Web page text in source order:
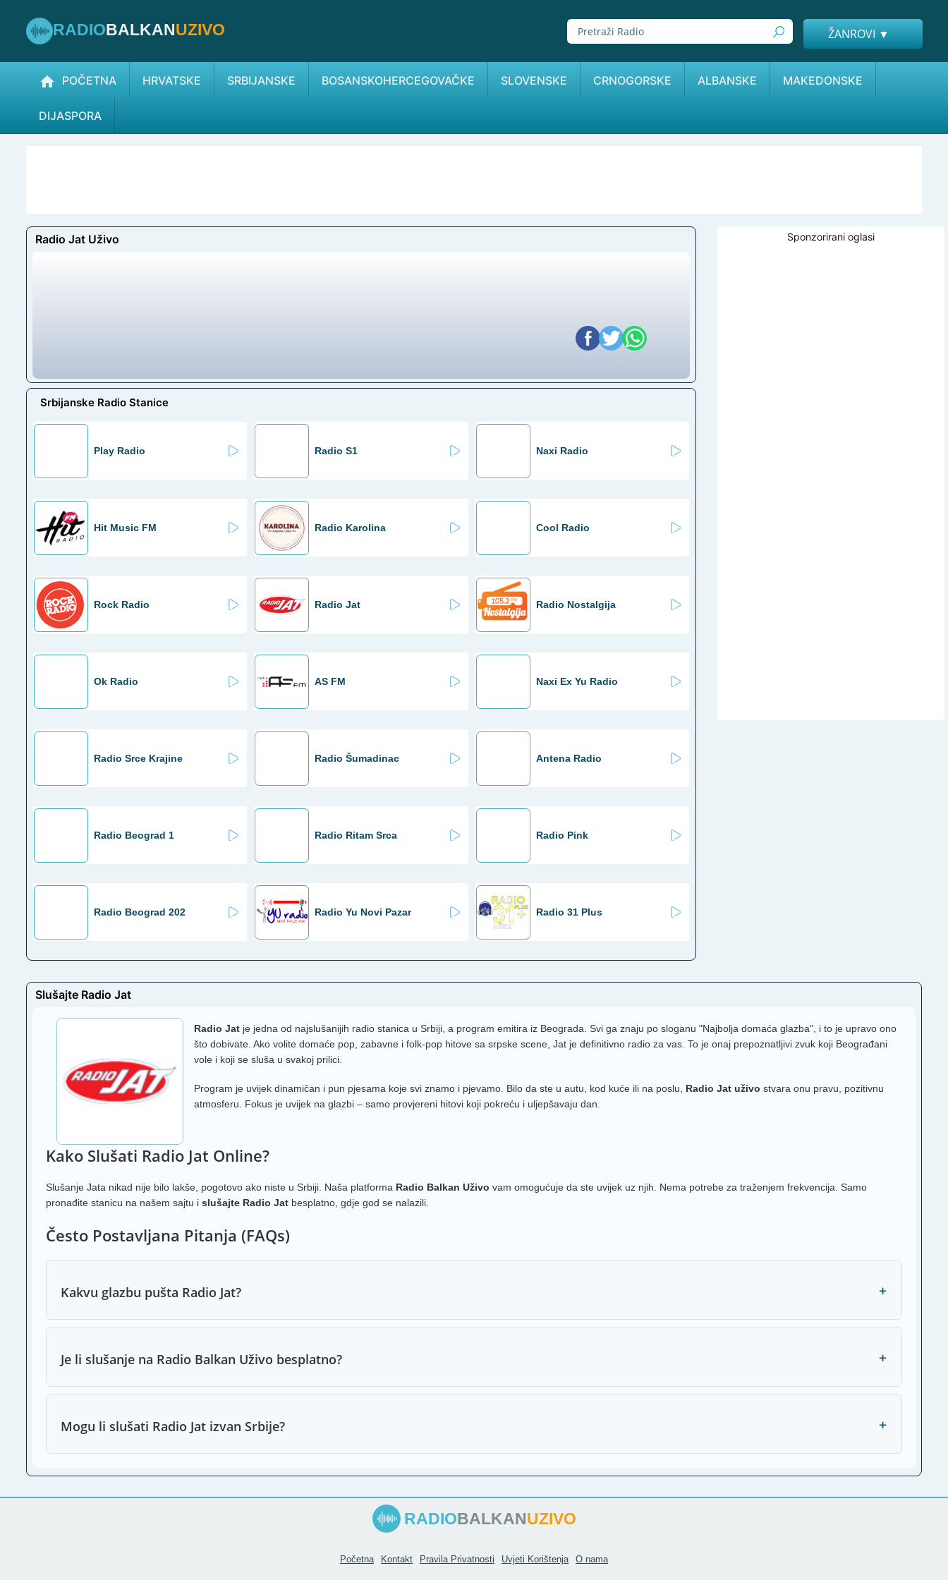
RADIOBALKANUZIVO ŽANROVI ▼
POČETNA HRVATSKE SRBIJANSKE BOSANSKOHERCEGOVAČKE SLOVENSKE CRNOGORSKE ALBANSKE MAKEDONSKE
DIJASPORA
Radio Jat Uživo
Srbijanske Radio Stanice
Play Radio Radio S1 Naxi Radio
Hit Music FM Radio Karolina Cool Radio
Rock Radio Radio Jat Radio Nostalgija
Ok Radio AS FM Naxi Ex Yu Radio
Radio Srce Krajine Radio Šumadinac Antena Radio
Radio Beograd 1 Radio Ritam Srca Radio Pink
Radio Beograd 202 Radio Yu Novi Pazar Radio 31 Plus
Sponzorirani oglasi
Slušajte Radio Jat
Radio Jat je jedna od najslušanijih radio stanica u Srbiji, a program emitira iz Beograda. Svi ga znaju po sloganu "Najbolja domaća glazba", i to je upravo ono
što dobivate. Ako volite domaće pop, zabavne i folk-pop hitove sa srpske scene, Jat je definitivno radio za vas. To je onaj prepoznatljivi zvuk koji Beograđani
vole i koji se sluša u svakoj prilici.
Program je uvijek dinamičan i pun pjesama koje svi znamo i pjevamo. Bilo da ste u autu, kod kuće ili na poslu, Radio Jat uživo stvara onu pravu, pozitivnu
atmosferu. Fokus je uvijek na glazbi – samo provjereni hitovi koji pokreću i uljepšavaju dan.
Kako Slušati Radio Jat Online?
Slušanje Jata nikad nije bilo lakše, pogotovo ako niste u Srbiji. Naša platforma Radio Balkan Uživo vam omogućuje da ste uvijek uz njih. Nema potrebe za traženjem frekvencija. Samo
pronađite stanicu na našem sajtu i slušajte Radio Jat besplatno, gdje god se nalazili.
Često Postavljana Pitanja (FAQs)
Kakvu glazbu pušta Radio Jat? +
Je li slušanje na Radio Balkan Uživo besplatno? +
Mogu li slušati Radio Jat izvan Srbije? +
RADIOBALKANUZIVO
Početna Kontakt Pravila Privatnosti Uvjeti Korištenja O nama